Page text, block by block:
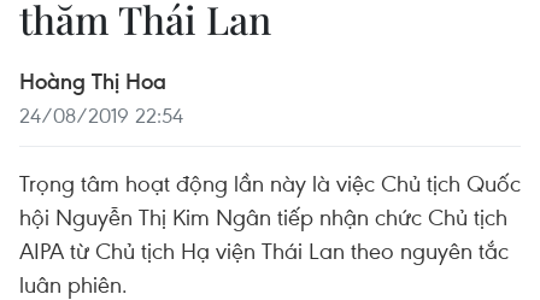
thăm Thái Lan
Hoàng Thị Hoa
24/08/2019 22:54
Trọng tâm hoạt động lần này là việc Chủ tịch Quốc
hội Nguyễn Thị Kim Ngân tiếp nhận chức Chủ tịch
AIPA từ Chủ tịch Hạ viện Thái Lan theo nguyên tắc
luân phiên.